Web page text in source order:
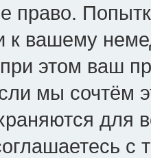
право.
к вашему
этом ваш
мы сочтём
для